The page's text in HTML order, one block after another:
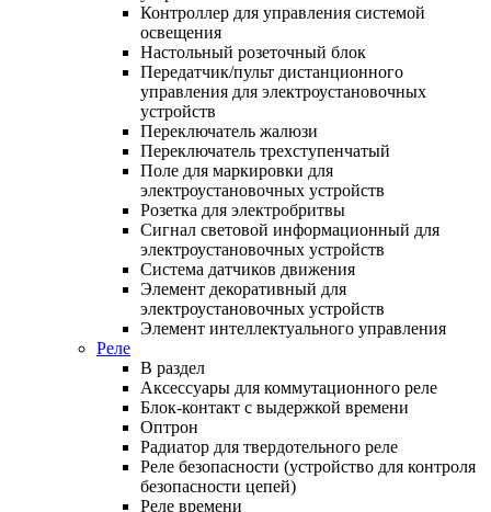
Контроллер для управления системой
освещения
Настольный розеточный блок
Передатчик/пульт дистанционного
управления для электроустановочных
устройств
Переключатель жалюзи
Переключатель трехступенчатый
Поле для маркировки для
электроустановочных устройств
Розетка для электробритвы
Сигнал световой информационный для
электроустановочных устройств
Система датчиков движения
Элемент декоративный для
электроустановочных устройств
Элемент интеллектуального управления
Реле
В раздел
Аксессуары для коммутационного реле
Блок-контакт с выдержкой времени
Оптрон
Радиатор для твердотельного реле
Реле безопасности (устройство для контроля
безопасности цепей)
Реле времени